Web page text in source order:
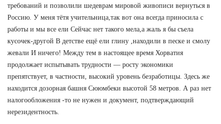
требований и позволили шедеврам мировой живописи вернуться в
Россию. У меня тётя учительница,так вот она всегда приносила с
работы и мы все ели Сейчас нет такого мела,а жаль я бы съела
кусочек-другой В детстве ещё ели глину ,находили в песке и смолу
жевали И ничего! Между тем в настоящее время Хорватия
продолжает испытывать трудности — росту экономики
препятствует, в частности, высокий уровень безработицы. Здесь же
находится дозорная башня Сююмбеки высотой 58 метров. А раз нет
налогообложения -то не нужен и документ, подтверждающий
нерезидентность.